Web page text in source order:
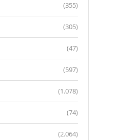
(355)
(305)
(47)
(597)
(1.078)
(74)
(2.064)